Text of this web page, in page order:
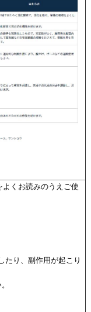
よくお読みのうえご使
たり、副作用が起こり